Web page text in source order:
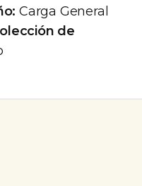
Carga General
de